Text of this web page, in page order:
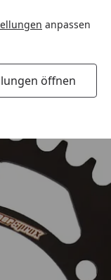
anpassen
öffnen
Filter&Pflege
& Motorrad